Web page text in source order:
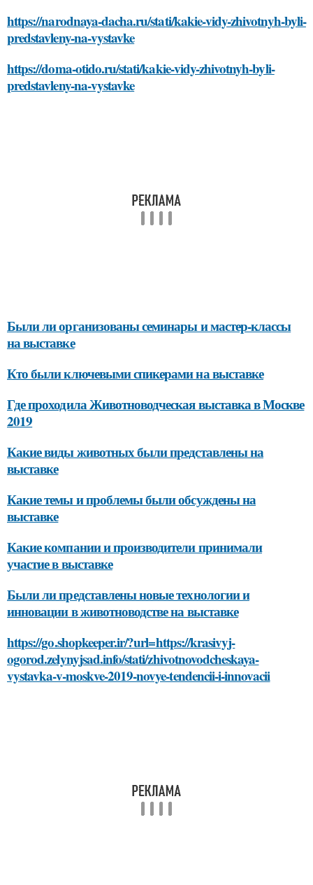
https://narodnaya-dacha.ru/stati/kakie-vidy-zhivotnyh-byli-
predstavleny-na-vystavke
https://doma-otido.ru/stati/kakie-vidy-zhivotnyh-byli-
predstavleny-na-vystavke
Были ли организованы семинары и мастер-классы
на выставке
Кто были ключевыми спикерами на выставке
Где проходила Животноводческая выставка в Москве
2019
Какие виды животных были представлены на
выставке
Какие темы и проблемы были обсуждены на
выставке
Какие компании и производители принимали
участие в выставке
Были ли представлены новые технологии и
инновации в животноводстве на выставке
https://go.shopkeeper.ir/?url=https://krasivyj-
ogorod.zelynyjsad.info/stati/zhivotnovodcheskaya-
vystavka-v-moskve-2019-novye-tendencii-i-innovacii